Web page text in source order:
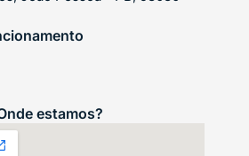
estamos?